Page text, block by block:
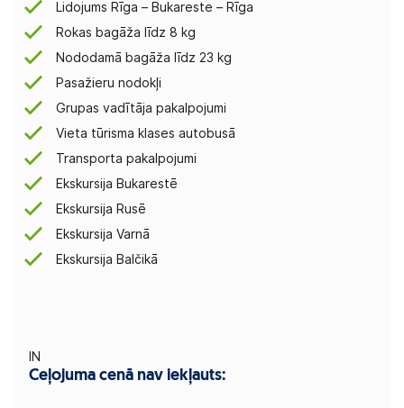
Lidojums Rīga – Bukareste – Rīga
Rokas bagāža līdz 8 kg
Nododamā bagāža līdz 23 kg
Pasažieru nodokļi
Grupas vadītāja pakalpojumi
Vieta tūrisma klases autobusā
Transporta pakalpojumi
Ekskursija Bukarestē
Ekskursija Rusē
Ekskursija Varnā
Ekskursija Balčikā
IN
Ceļojuma cenā nav iekļauts: